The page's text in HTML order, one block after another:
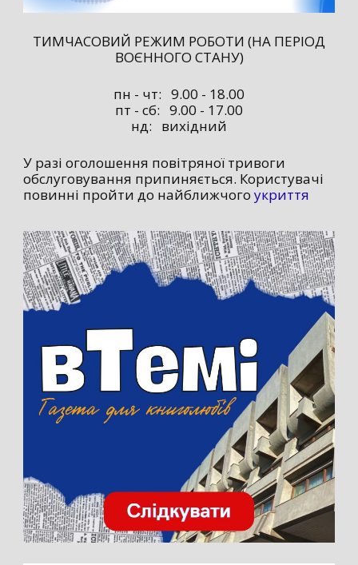
ТИМЧАСОВИЙ РЕЖИМ РОБОТИ (НА ПЕРІОД
ВОЄННОГО СТАНУ)
пн - чт: 9.00 - 18.00
пт - сб: 9.00 - 17.00
нд: вихідний
У разі оголошення повітряної тривоги
обслуговування припиняється. Користувачі
повинні пройти до найближчого укриття